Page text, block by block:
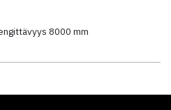
8000 mm